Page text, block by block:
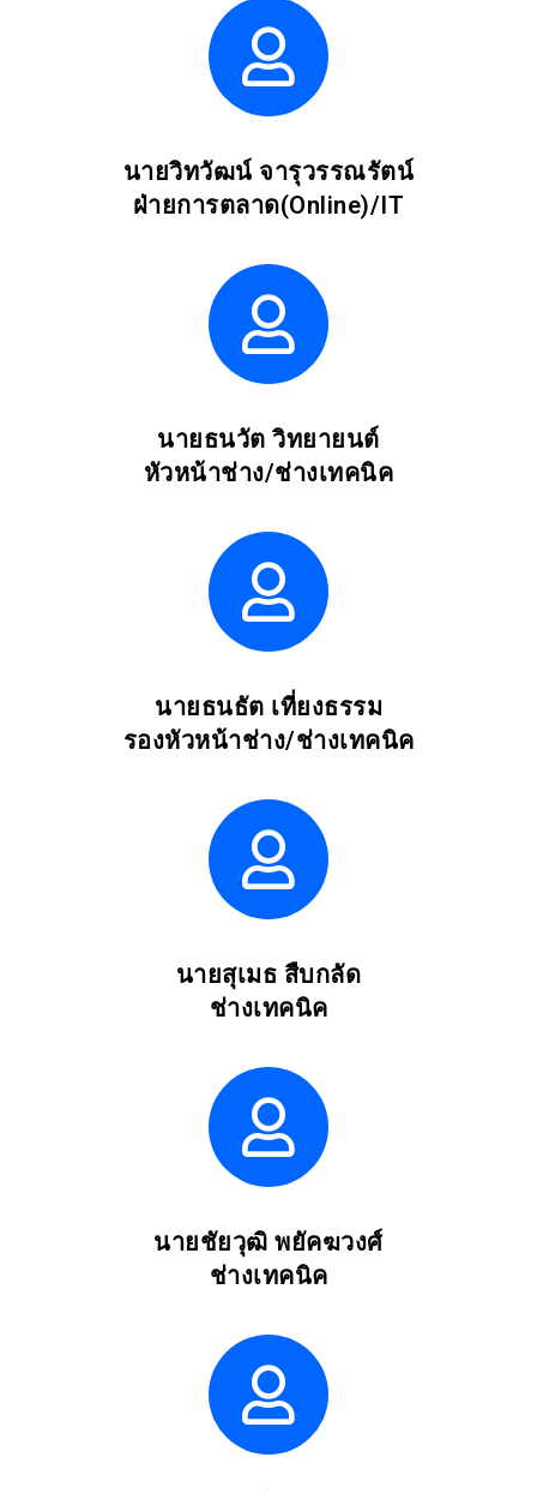
นายวิทวัฒน์ จารุวรรณรัตน์
ฝ่ายการตลาด(Online)/IT
นายธนวัต วิทยายนต์
หัวหน้าช่าง/ช่างเทคนิค
นายธนธัต เที่ยงธรรม
รองหัวหน้าช่าง/ช่างเทคนิค
นายสุเมธ สืบกลัด
ช่างเทคนิค
นายชัยวุฒิ พยัคฆวงศ์
ช่างเทคนิค